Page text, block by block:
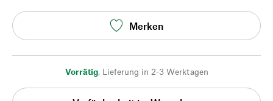
Merken
Vorrätig, Lieferung in 2-3 Werktagen